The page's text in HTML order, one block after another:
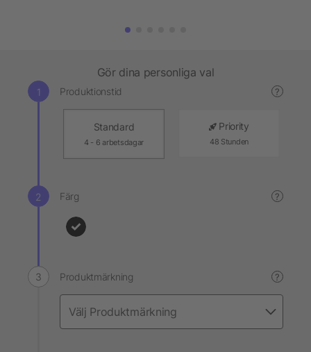
Gör dina personliga val
Produktionstid ?
Standard
4 - 6 arbetsdagar
Priority
48 Stunden
Färg ?
Produktmärkning ?